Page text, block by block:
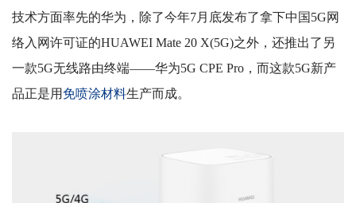
技术方面率先的华为，除了今年7月底发布了拿下中国 5G网
络入网许可证的HUAWEI Mate 20 X(5G)之外，还推出了另
一款5G无线路由终端——华为5G CPE Pro ，而这款5G新产
品正是用 免喷涂材料生产而成。